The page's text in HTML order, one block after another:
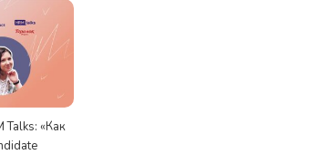
Talks: «Как